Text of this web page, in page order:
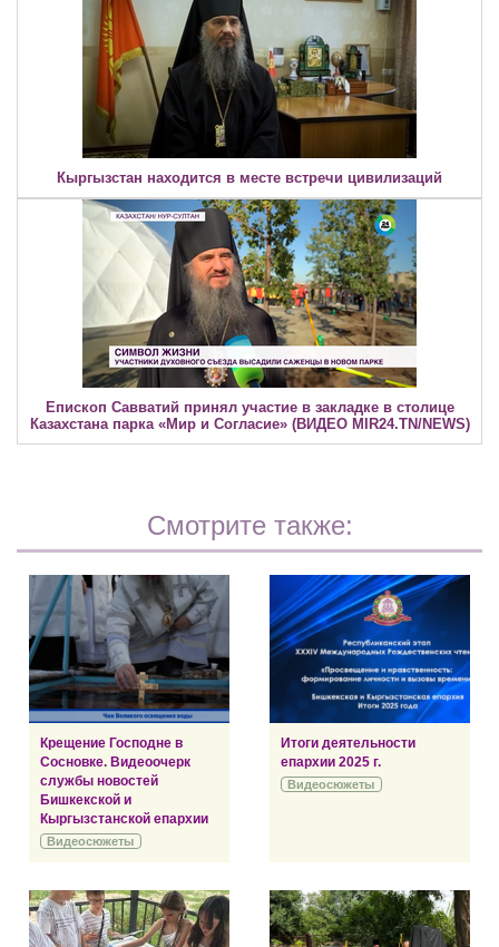
Кыргызстан находится в месте встречи цивилизаций
Епископ Савватий принял участие в закладке в столице
Казахстана парка «Мир и Согласие» (ВИДЕО MIR24.TN/NEWS)
Смотрите также:
Крещение Господне в
Сосновке. Видеоочерк
службы новостей
Бишкекской и
Кыргызстанской епархии
Видеосюжеты
Итоги деятельности
епархии 2025 г.
Видеосюжеты